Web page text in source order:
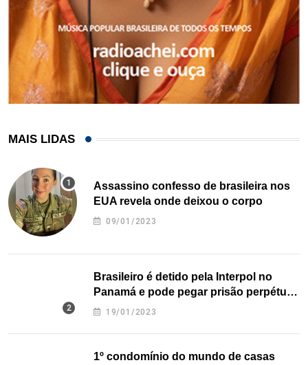
MAIS LIDAS
Assassino confesso de brasileira nos
EUA revela onde deixou o corpo
09/01/2023
Brasileiro é detido pela Interpol no
Panamá e pode pegar prisão perpétua
nos EUA
19/01/2023
1º condomínio do mundo de casas